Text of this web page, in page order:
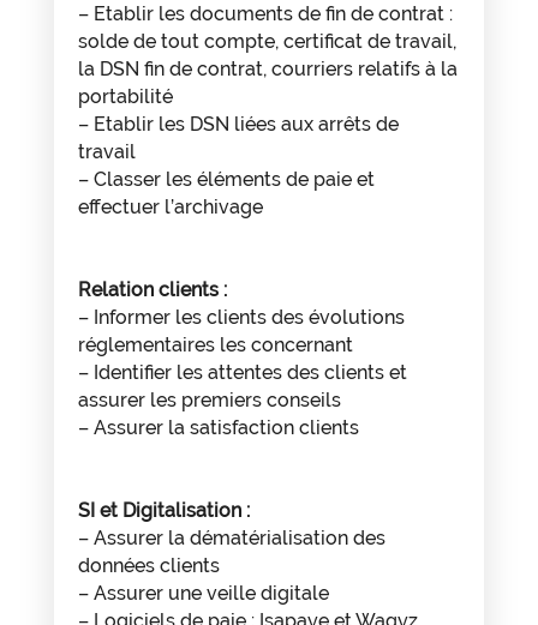
– Etablir les documents de fin de contrat :
solde de tout compte, certificat de travail,
la DSN fin de contrat, courriers relatifs à la
portabilité
– Etablir les DSN liées aux arrêts de
travail
– Classer les éléments de paie et
effectuer l’archivage
Relation clients :
– Informer les clients des évolutions
réglementaires les concernant
– Identifier les attentes des clients et
assurer les premiers conseils
– Assurer la satisfaction clients
SI et Digitalisation :
– Assurer la dématérialisation des
données clients
– Assurer une veille digitale